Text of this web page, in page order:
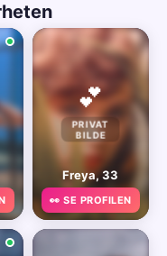
💕
PRIVAT
BILDE
Freya, 33
👀 SE PROFILEN